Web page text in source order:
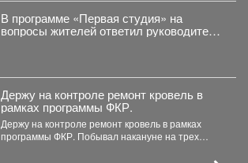
В программе «Первая студия» на
вопросы жителей ответил руководитель
администрации Куйбышевского района
Держу на контроле ремонт кровель в
рамках программы ФКР.
Держу на контроле ремонт кровель в рамках
программы ФКР. Побывал накануне на трех